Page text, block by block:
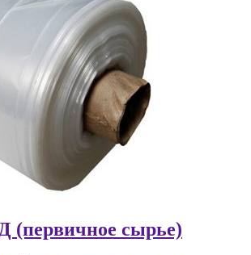
(первичное сырье)